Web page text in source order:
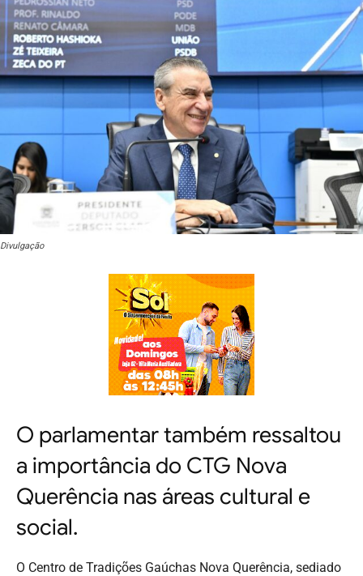
Divulgação
O parlamentar também ressaltou
a importância do CTG Nova
Querência nas áreas cultural e
social.
O Centro de Tradições Gaúchas Nova Querência, sediado